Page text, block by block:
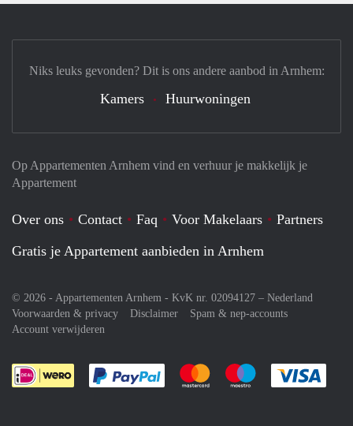
Op Appartementen Arnhem vind en verhuur je makkelijk je
Appartement
Over ons Contact Faq Voor Makelaars
Partners
Gratis je Appartement aanbieden in Arnhem
© 2026 - Appartementen Arnhem - KvK nr. 02094127 – Nederland
Voorwaarden & privacy
Disclaimer
Spam & nep-accounts
Account verwijderen
Je rekent gemakkelijk af met Paypal
Je rekent gemakkelijk af met
Je rekent
Niks leuks gevonden? Dit is ons andere aanbod in Arnhem:
Kamers Huurwoningen